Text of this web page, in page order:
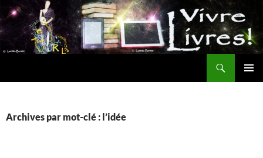
Aller
au
contenu
Archives par mot-clé : l’idée